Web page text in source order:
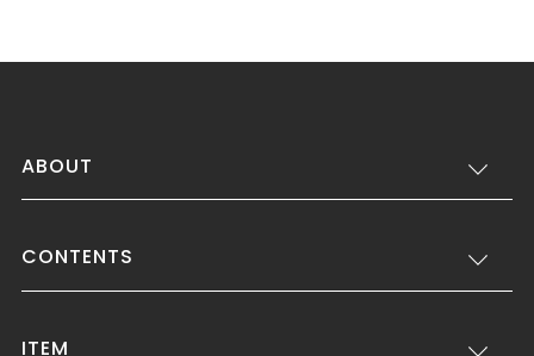
ABOUT
CONTENTS
ITEM